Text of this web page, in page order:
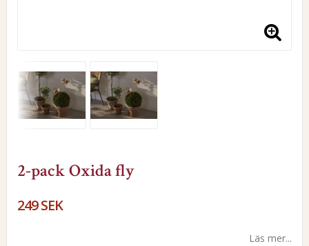
2-pack Oxida fly
249 SEK
Läs mer...